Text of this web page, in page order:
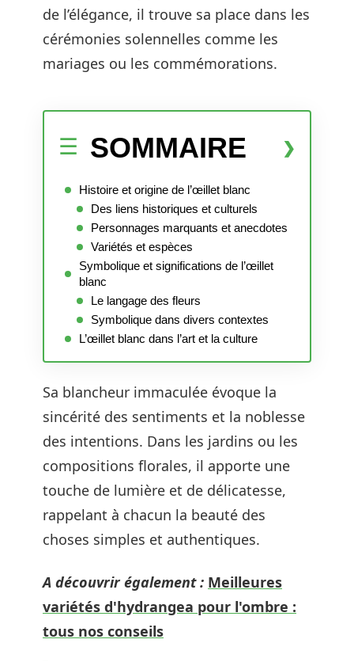
de l’élégance, il trouve sa place dans les
cérémonies solennelles comme les
mariages ou les commémorations.
SOMMAIRE
Histoire et origine de l’œillet blanc
Des liens historiques et culturels
Personnages marquants et anecdotes
Variétés et espèces
Symbolique et significations de l’œillet
blanc
Le langage des fleurs
Symbolique dans divers contextes
L’œillet blanc dans l’art et la culture
Sa blancheur immaculée évoque la
sincérité des sentiments et la noblesse
des intentions. Dans les jardins ou les
compositions florales, il apporte une
touche de lumière et de délicatesse,
rappelant à chacun la beauté des
choses simples et authentiques.
A découvrir également : Meilleures
variétés d'hydrangea pour l'ombre :
tous nos conseils